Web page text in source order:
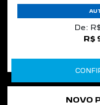
De:
R$
NOVO